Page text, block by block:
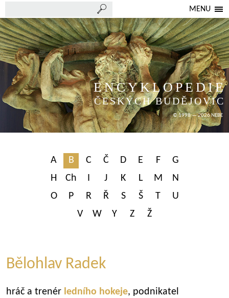
MENU
ENCYKLOPEDIE
ČESKÝCH BUDĚJOVIC
© 1998 — 2026 NEBE
A B C Č D E F
G
H
Ch I J K L M
N
O
P R Ř S Š T
U
V
W Y Z Ž
Bělohlav Radek
hráč a trenér ledního hokeje, podnikatel